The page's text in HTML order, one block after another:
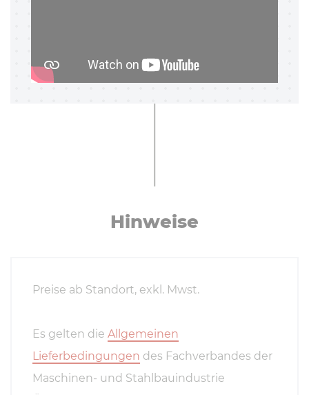
Hinweise
Preise ab Standort, exkl. Mwst.
Es gelten die Allgemeinen
Lieferbedingungen des Fachverbandes der
Maschinen- und Stahlbauindustrie